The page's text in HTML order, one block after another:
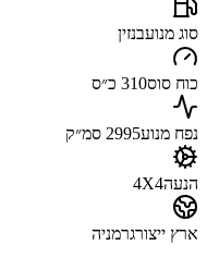
סוג מנועבנזין
כוח סוס310 כ״ס
נפח מנוע2995 סמ״ק
הנעה4X4
ארץ ייצורגרמניה